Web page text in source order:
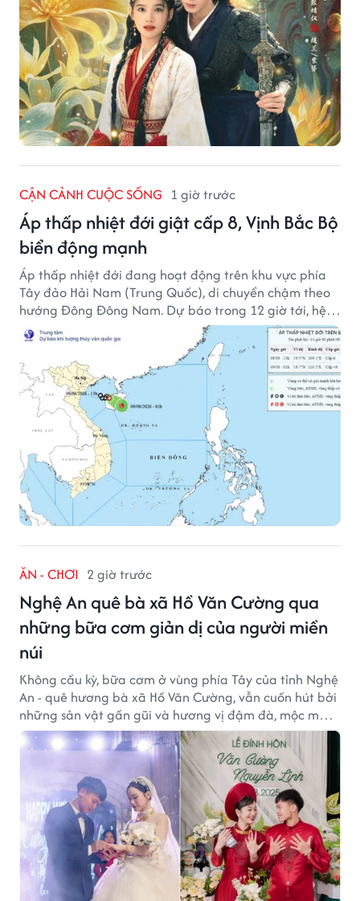
CẬN CẢNH CUỘC SỐNG 1 giờ trước
Áp thấp nhiệt đới giật cấp 8, Vịnh Bắc Bộ
biển động mạnh
Áp thấp nhiệt đới đang hoạt động trên khu vực phía
Tây đảo Hải Nam (Trung Quốc), di chuyển chậm theo
hướng Đông Đông Nam. Dự báo trong 12 giờ tới, hệ
thống này suy yếu dần thành vùng áp thấp.
ĂN - CHƠI 2 giờ trước
Nghệ An quê bà xã Hồ Văn Cường qua
những bữa cơm giản dị của người miền
núi
Không cầu kỳ, bữa cơm ở vùng phía Tây của tỉnh Nghệ
An - quê hương bà xã Hồ Văn Cường, vẫn cuốn hút bởi
những sản vật gần gũi và hương vị đậm đà, mộc mạc
của núi rừng.